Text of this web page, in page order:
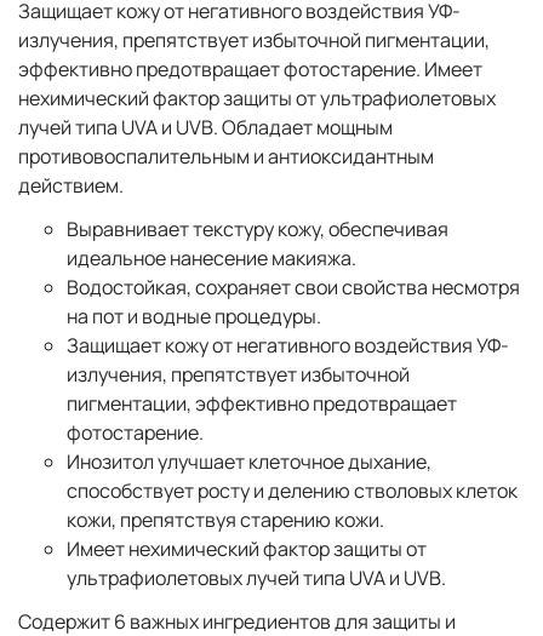
Защищает кожу от негативного воздействия УФ-
излучения, препятствует избыточной пигментации,
эффективно предотвращает фотостарение. Имеет
нехимический фактор защиты от ультрафиолетовых
лучей типа UVA и UVB. Обладает мощным
противовоспалительным и антиоксидантным
действием.
Выравнивает текстуру кожу, обеспечивая
идеальное нанесение макияжа.
Водостойкая, сохраняет свои свойства несмотря
на пот и водные процедуры.
Защищает кожу от негативного воздействия УФ-
излучения, препятствует избыточной
пигментации, эффективно предотвращает
фотостарение.
Инозитол улучшает клеточное дыхание,
способствует росту и делению стволовых клеток
кожи, препятствуя старению кожи.
Имеет нехимический фактор защиты от
ультрафиолетовых лучей типа UVA и UVB.
Содержит 6 важных ингредиентов для защиты и